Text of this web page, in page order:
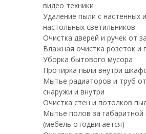
видео техники
Удаление пыли с настенных и
настольных светильников
Очистка дверей и ручек от
Влажная очистка розеток и
Уборка бытового мусора
Протирка пыли внутри
Мытье радиаторов и труб
снаружи и внутри
Очистка стен и потолков
Мытье полов за
(мебель отодвигается)